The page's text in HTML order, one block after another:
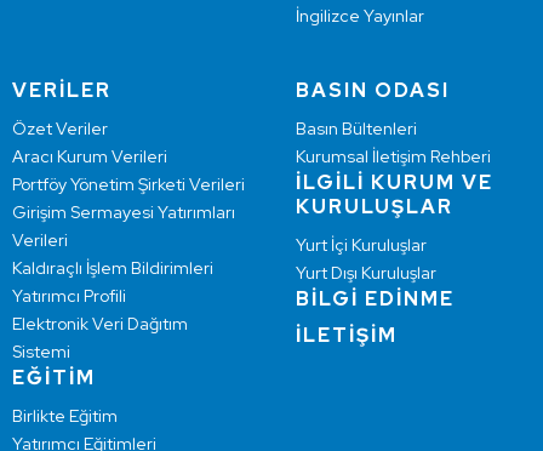
İngilizce Yayınlar
VERİLER
Özet Veriler
Aracı Kurum Verileri
Portföy Yönetim Şirketi Verileri
Girişim Sermayesi Yatırımları
Verileri
Kaldıraçlı İşlem Bildirimleri
Yatırımcı Profili
Elektronik Veri Dağıtım
Sistemi
EĞİTİM
Birlikte Eğitim
Yatırımcı Eğitimleri
BASIN ODASI
Basın Bültenleri
Kurumsal İletişim Rehberi
İLGİLİ KURUM VE
KURULUŞLAR
Yurt İçi Kuruluşlar
Yurt Dışı Kuruluşlar
BİLGİ EDİNME
İLETİŞİM